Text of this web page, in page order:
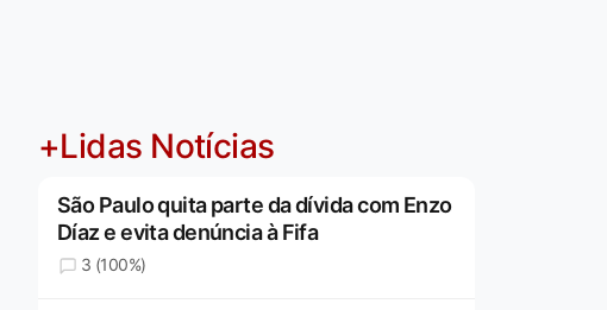
+Lidas Notícias
São Paulo quita parte da dívida com Enzo
Díaz e evita denúncia à Fifa
3 (100%)